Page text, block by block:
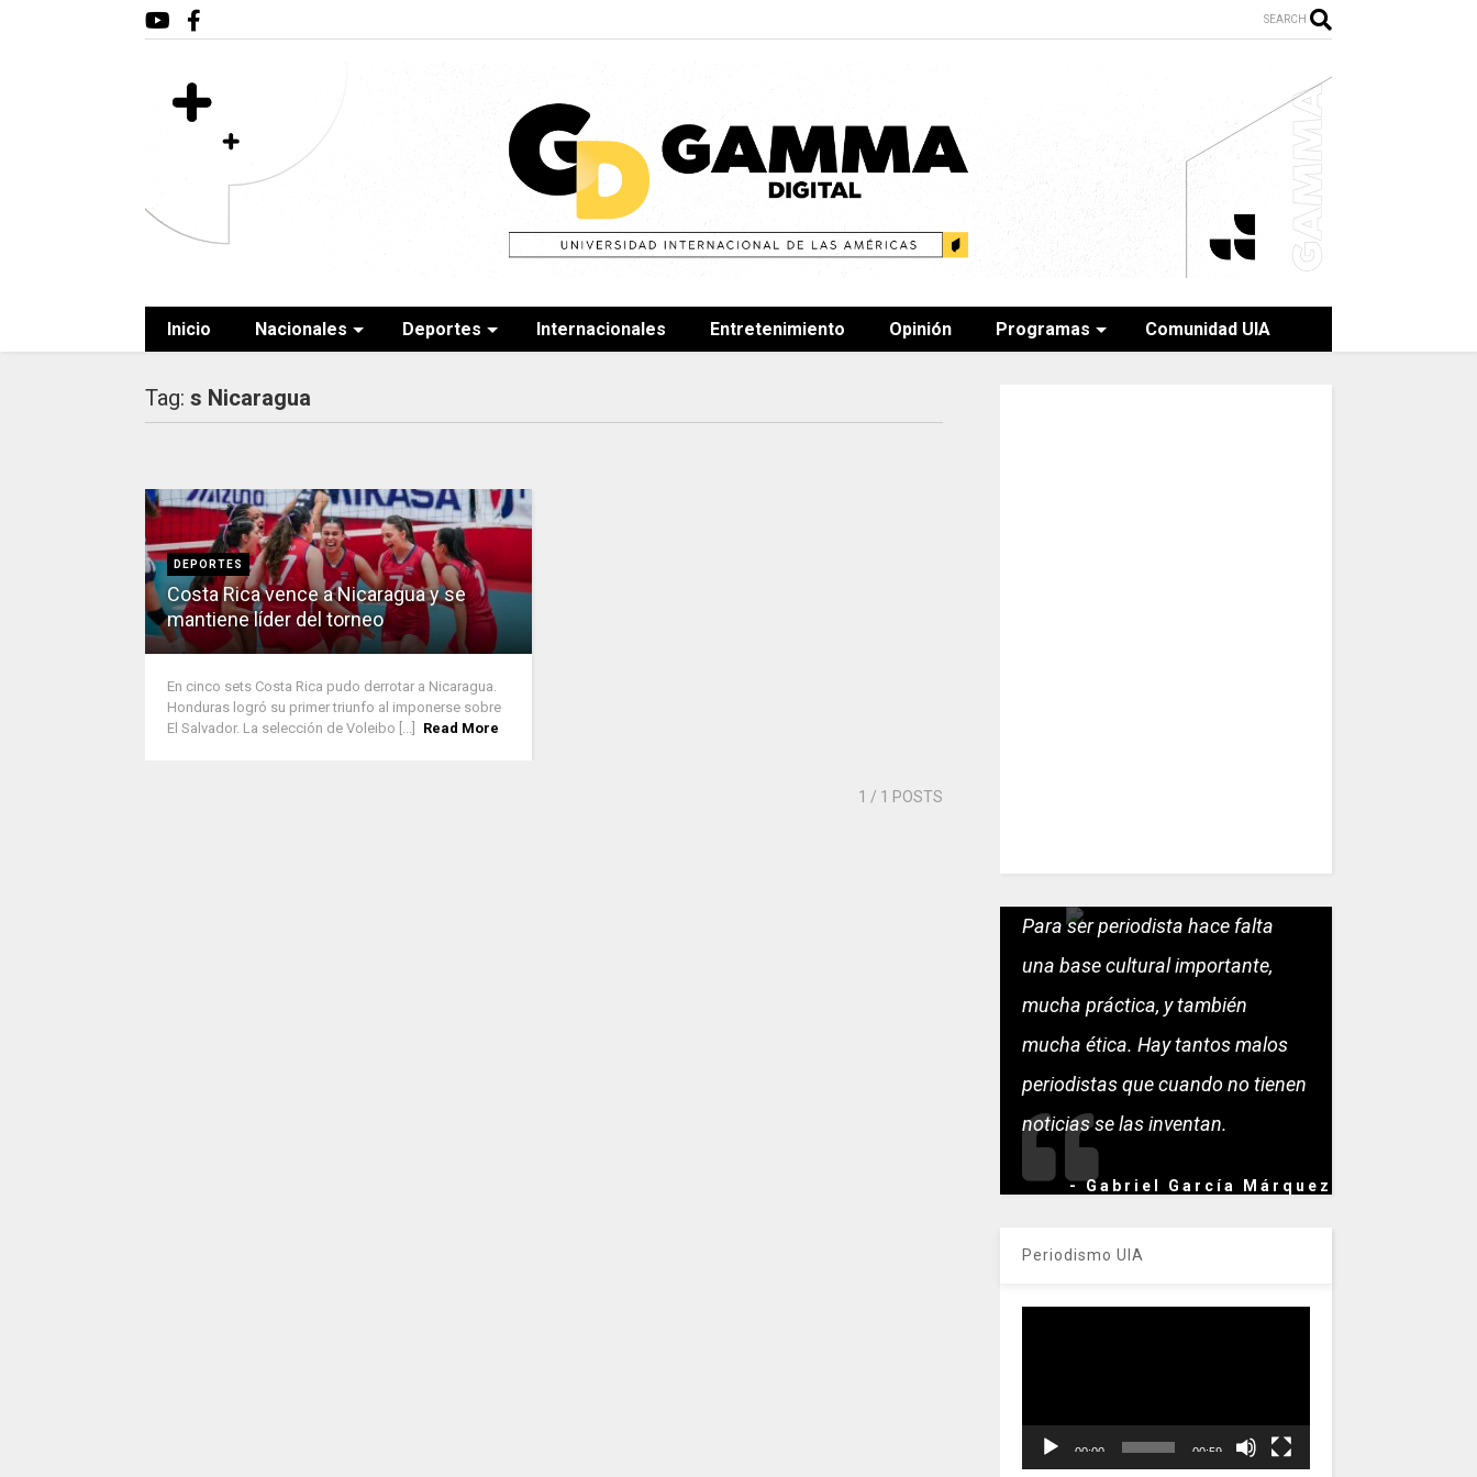
SEARCH
Inicio Nacionales Deportes Internacionales Entretenimiento Opinión Programas Comunidad UIA
Tag: s Nicaragua
DEPORTES
Costa Rica vence a Nicaragua y se
mantiene líder del torneo
En cinco sets Costa Rica pudo derrotar a Nicaragua.
Honduras logró su primer triunfo al imponerse sobre
El Salvador. La selección de Voleibo [...]
Read More
1 / 1 POSTS
Para ser periodista hace falta
una base cultural importante,
mucha práctica, y también
mucha ética. Hay tantos malos
periodistas que cuando no tienen
noticias se las inventan.
- Gabriel García Márquez
Periodismo UIA
00:00 00:59